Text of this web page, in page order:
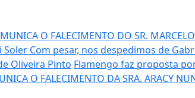
O FALECIMENTO DO SR.
Soler Com pesar, nos despedimos de
Oliveira Pinto Flamengo faz proposta
O FALECIMENTO DA SRA. ARACY